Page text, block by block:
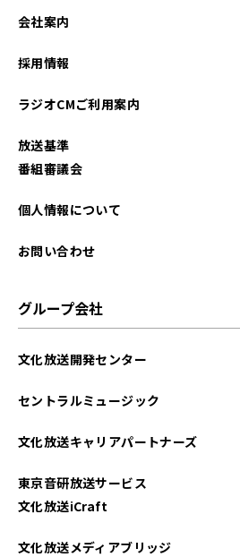
会社案内
採用情報
ラジオCMご利用案内
放送基準
番組審議会
個人情報について
お問い合わせ
グループ会社
文化放送開発センター
セントラルミュージック
文化放送キャリアパートナーズ
東京音研放送サービス
文化放送iCraft
文化放送メディアブリッジ